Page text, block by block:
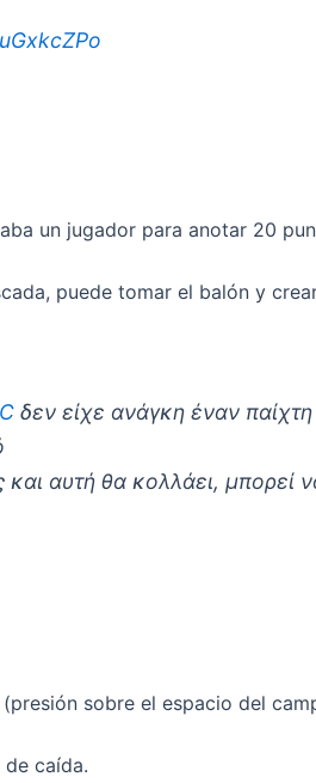
un jugador para anotar 20
puede tomar el balón y
δεν είχε ανάγκη έναν
αυτή θα κολλάει, μπορεί
sobre el espacio del
caída.